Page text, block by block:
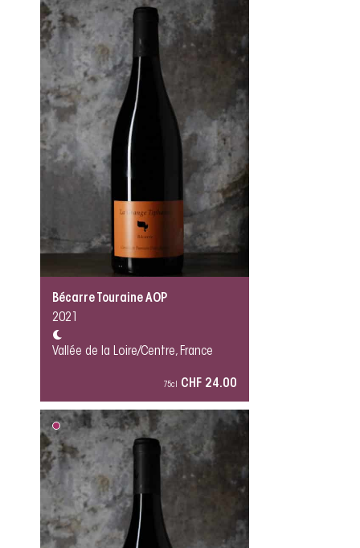
Bécarre Touraine AOP
2021
Vallée de la Loire/Centre, France
75cl CHF 24.00